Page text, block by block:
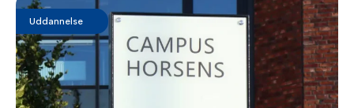
Uddannelse